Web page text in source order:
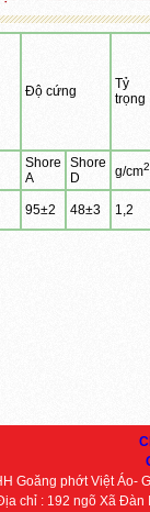
Độ cứng
Tỷ
trọng
Shore
A
Shore
D
g/cm2
95±2 48±3 1,2
Goăng phớt Việt Áo-
chỉ : 192 ngõ Xã Đàn